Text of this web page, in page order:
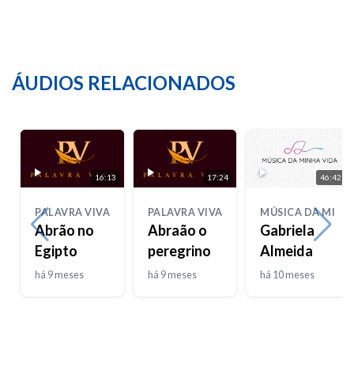
ÁUDIOS RELACIONADOS
16:13
PALAVRA VIVA
Abrão no
Egipto
há 9 meses
17:24
PALAVRA VIVA
Abraão o
peregrino
há 9 meses
46:42
MÚSICA DA
Gabriela
Almeida
há 10 meses